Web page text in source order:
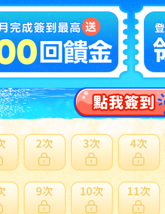
註冊會員 出價
費用試算 問題商品反映
上為大型商品，使用空運會產生材
箱包裝，日本會主動加一個紙箱包
無法協助購買。
會員留意●